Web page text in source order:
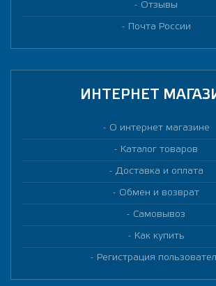
Отзывы
Почта России
ИНТЕРНЕТ
О интернет магазине
Каталог товаров
Доставка и оплата
Обмен и возврат
Самовывоз
Как купить
Регистрация